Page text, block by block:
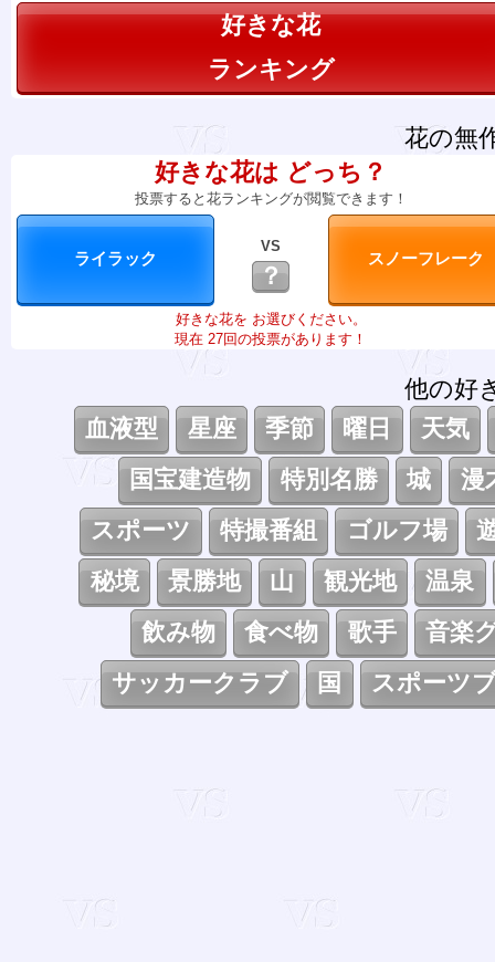
好きな花
ランキング
花の無
好きな花は どっち？
投票すると花ランキングが閲覧できます！
VS
？
好きな花を お選びください。
現在 27回の投票があります！
他の好
血液型
星座 季節 曜日
天気
国宝建造物
特別名勝 城
漫
スポーツ
特撮番組 ゴルフ場
秘境
景勝地 山 観光地
温泉
飲み物
食べ物 歌手
音楽
サッカークラブ
国 スポーツ